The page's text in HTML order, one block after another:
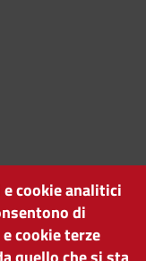
cookie analitici
di
cookie terze